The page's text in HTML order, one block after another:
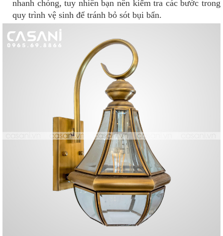
nhanh chóng, tuy nhiên bạn nên kiểm tra các bước trong
quy trình vệ sinh để tránh bỏ sót bụi bẩn.